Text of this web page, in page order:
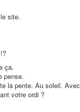
site.
ça.
pense.
la pente. Au soleil.
votre ordi ?